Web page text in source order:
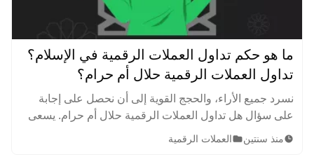
ما هو حكم تداول العملات الرقمية في الإسلام؟
تداول العملات الرقمية حلال أم حرام؟
نسرد جميع الأراء، والحجج القوية إلى أن نحصل على إجابة
على سؤال هل تداول العملات الرقمية حلال أم حرام. يسعى
هذا الموضوع إلى استكشاف حكم تداول العملات الرقمية بكل
دقة وموثوقية.
منذ سنتين العملات الرقمية